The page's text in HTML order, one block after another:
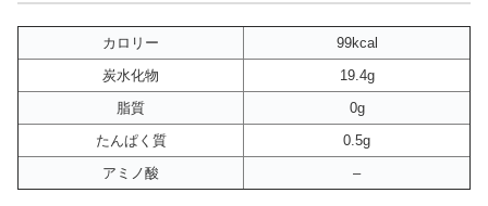
カロリー
99kcal
炭水化物
19.4g
脂質
0g
たんぱく質
0.5g
アミノ酸
–